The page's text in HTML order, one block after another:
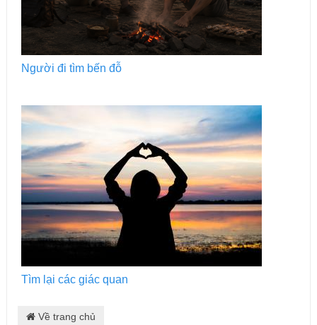
Người đi tìm bến đỗ
Tìm lại các giác quan
Về trang chủ